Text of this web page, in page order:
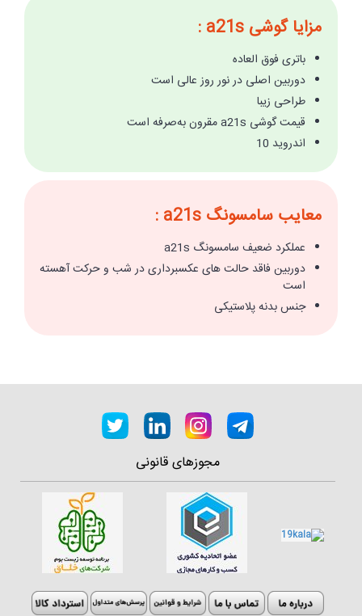
مزایا گوشی a21s :
باتری فوق العاده
دوربین اصلی در نور روز عالی است
طراحی زیبا
قیمت گوشی a21s مقرون‌ به‌صرفه است
اندروید 10
معایب سامسونگ a21s :
عملکرد ضعیف سامسونگ a21s
دوربین فاقد حالت های عکسبرداری در شب و حرکت آهسته
است
جنس بدنه پلاستیکی
مجوزهای قانونی